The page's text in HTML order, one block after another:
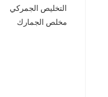
التخليص الجمركي
مخلص الجمارك